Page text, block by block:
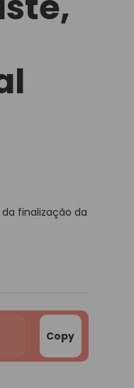
finalização da
Copy